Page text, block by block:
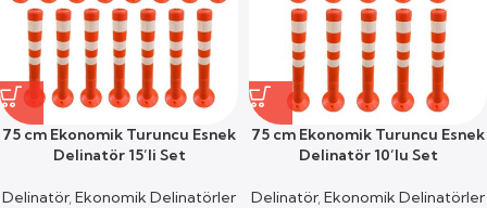
75 cm Ekonomik Turuncu Esnek
Delinatör 15’li Set
Delinatör,Ekonomik Delinatörler
75 cm Ekonomik Turuncu Esnek
Delinatör 10’lu Set
Delinatör,Ekonomik Delinatörler